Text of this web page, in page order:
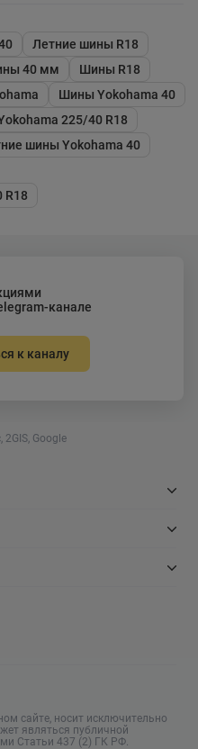
Летние шины R18
40 мм
Шины R18
Шины Yokohama 40
225/40 R18
шины Yokohama 40
R18
канале
к каналу
2GIS, Google
сайте, носит исключительно
являться публичной
Статьи 437 (2) ГК РФ.